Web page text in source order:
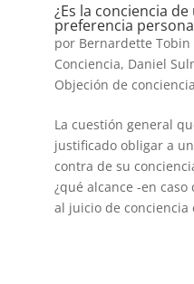
¿Es la conciencia
preferencia
por Bernardette Tobin
Conciencia, Daniel
Objeción de conciencia
La cuestión general
justificado obligar a
contra de su
¿qué alcance -en
al juicio de conciencia